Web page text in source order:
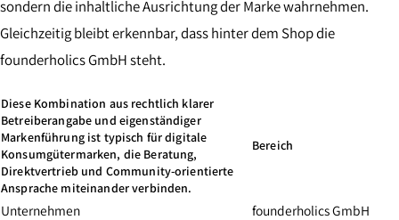
sondern die inhaltliche Ausrichtung der Marke wahrnehmen.
Gleichzeitig bleibt erkennbar, dass hinter dem Shop die
founderholics GmbH steht.
Diese Kombination aus rechtlich klarer
Betreiberangabe und eigenständiger
Markenführung ist typisch für digitale
Konsumgütermarken, die Beratung,
Direktvertrieb und Community-orientierte
Ansprache miteinander verbinden.
Bereich
Unternehmen
founderholics GmbH